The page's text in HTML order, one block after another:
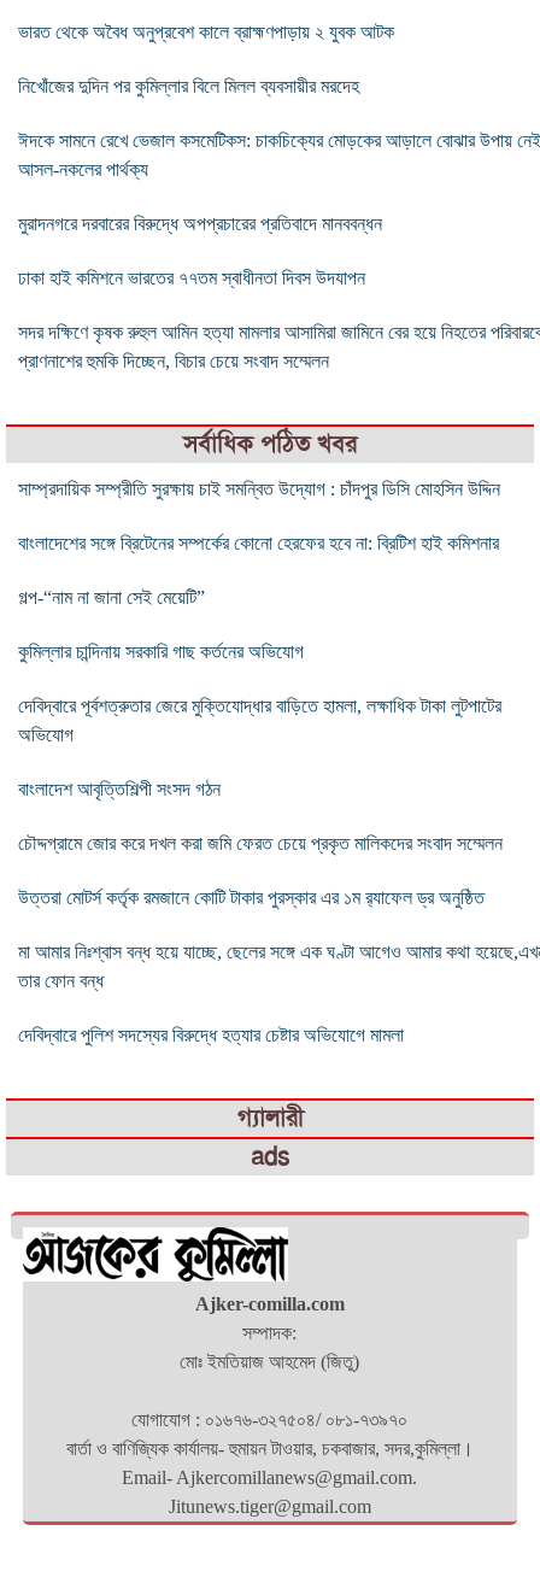
ভারত থেকে অবৈধ অনুপ্রবেশ কালে ব্রাহ্মণপাড়ায় ২ যুবক আটক
নিখোঁজের দুদিন পর কুমিল্লার বিলে মিলল ব্যবসায়ীর মরদেহ
ঈদকে সামনে রেখে ভেজাল কসমেটিকস: চাকচিক্যের মোড়কের আড়ালে বোঝার উপায় নেই
আসল-নকলের পার্থক্য
মুরাদনগরে দরবারের বিরুদ্ধে অপপ্রচারের প্রতিবাদে মানববন্ধন
ঢাকা হাই কমিশনে ভারতের ৭৭তম স্বাধীনতা দিবস উদযাপন
সদর দক্ষিণে কৃষক রুহুল আমিন হত্যা মামলার আসামিরা জামিনে বের হয়ে নিহতের
প্রাণনাশের হুমকি দিচ্ছেন, বিচার চেয়ে সংবাদ সম্মেলন
সর্বাধিক পঠিত খবর
সাম্প্রদায়িক সম্প্রীতি সুরক্ষায় চাই সমন্বিত উদ্যোগ : চাঁদপুর ডিসি মোহসিন উদ্দিন
বাংলাদেশের সঙ্গে ব্রিটেনের সম্পর্কের কোনো হেরফের হবে না: ব্রিটিশ হাই কমিশনার
গল্প-“নাম না জানা সেই মেয়েটি”
কুমিল্লার চান্দিনায় সরকারি গাছ কর্তনের অভিযোগ
দেবিদ্বারে পূর্বশত্রুতার জেরে মুক্তিযোদ্ধার বাড়িতে হামলা, লক্ষাধিক টাকা লুটপাটের
অভিযোগ
বাংলাদেশ আবৃত্তিশিল্পী সংসদ গঠন
চৌদ্দগ্রামে জোর করে দখল করা জমি ফেরত চেয়ে প্রকৃত মালিকদের সংবাদ সম্মেলন
উত্তরা মোটর্স কর্তৃক রমজানে কোটি টাকার পুরস্কার এর ১ম র‌্যাফেল ড্র অনুষ্ঠিত
মা আমার নিঃশ্বাস বন্ধ হয়ে যাচ্ছে, ছেলের সঙ্গে এক ঘণ্টা আগেও আমার কথা
তার ফোন বন্ধ
দেবিদ্বারে পুলিশ সদস্যের বিরুদ্ধে হত্যার চেষ্টার অভিযোগে মামলা
গ্যালারী
ads
Ajker-comilla.com
সম্পাদক:
মোঃ ইমতিয়াজ আহমেদ (জিতু)
যোগাযোগ : ০১৬৭৬-৩২৭৫০৪/ ০৮১-৭৩৯৭০
বার্তা ও বাণিজ্যিক কার্যালয়- হুমায়ন টাওয়ার, চকবাজার, সদর,কুমিল্লা।
Email- Ajkercomillanews@gmail.com.
Jitunews.tiger@gmail.com